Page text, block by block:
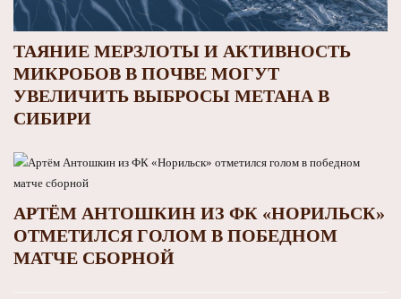
ТАЯНИЕ МЕРЗЛОТЫ И АКТИВНОСТЬ
МИКРОБОВ В ПОЧВЕ МОГУТ
УВЕЛИЧИТЬ ВЫБРОСЫ МЕТАНА В
СИБИРИ
АРТЁМ АНТОШКИН ИЗ ФК «НОРИЛЬСК»
ОТМЕТИЛСЯ ГОЛОМ В ПОБЕДНОМ
МАТЧЕ СБОРНОЙ